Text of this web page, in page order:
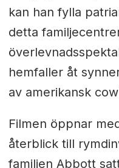
kan han fylla
detta
hemfaller åt
av amerikansk
Filmen öppnar
återblick till
familjen Abbott